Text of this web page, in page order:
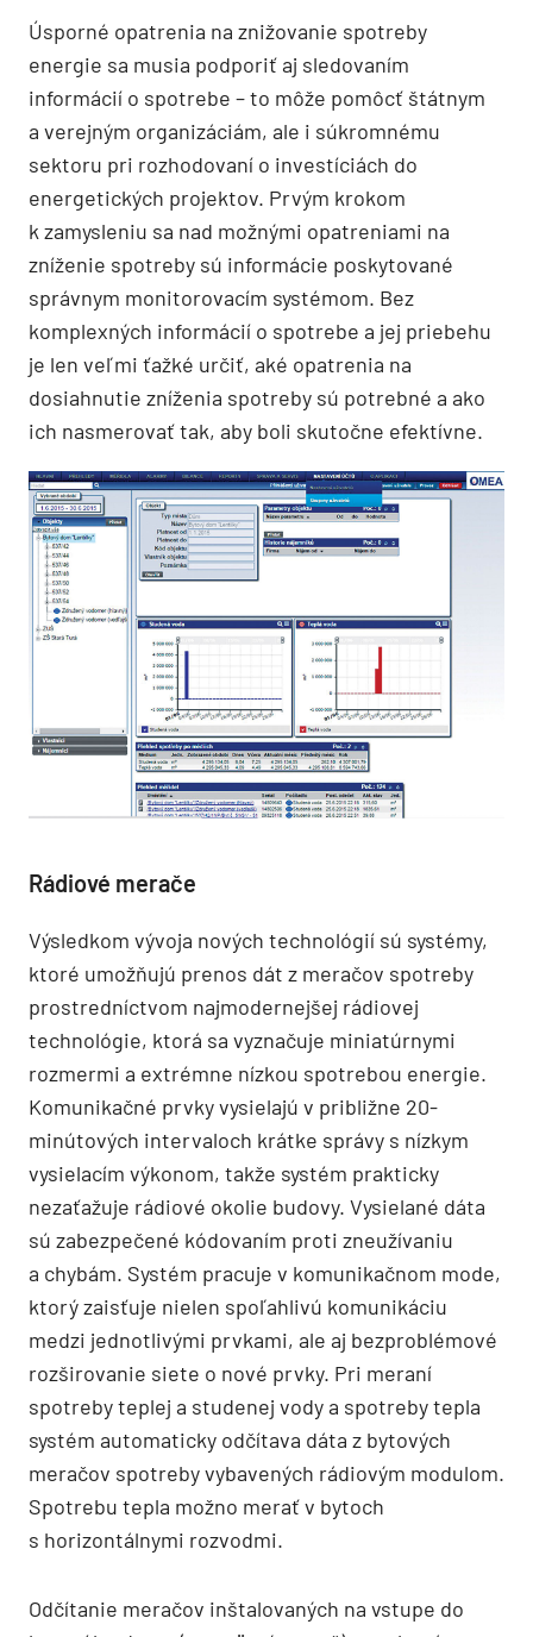
Úsporné opatrenia na znižovanie spotreby
energie sa musia podporiť aj sledovaním
informácií o spotrebe – to môže pomôcť štátnym
a verejným organizáciám, ale i súkromnému
sektoru pri rozhodovaní o investíciách do
energetických projektov. Prvým krokom
k zamysleniu sa nad možnými opatreniami na
zníženie spotreby sú informácie poskytované
správnym monitorovacím systémom. Bez
komplexných informácií o spotrebe a jej priebehu
je len veľmi ťažké určiť, aké opatrenia na
dosiahnutie zníženia spotreby sú potrebné a ako
ich nasmerovať tak, aby boli skutočne efektívne.
Rádiové merače
Výsledkom vývoja nových technológií sú systémy,
ktoré umožňujú prenos dát z meračov spotreby
prostredníctvom najmodernejšej rádiovej
technológie, ktorá sa vyznačuje miniatúrnymi
rozmermi a extrémne nízkou spotrebou energie.
Komunikačné prvky vysielajú v približne 20-
minútových intervaloch krátke správy s nízkym
vysielacím výkonom, takže systém prakticky
nezaťažuje rádiové okolie budovy. Vysielané dáta
sú zabezpečené kódovaním proti zneužívaniu
a chybám. Systém pracuje v komunikačnom mode,
ktorý zaisťuje nielen spoľahlivú komunikáciu
medzi jednotlivými prvkami, ale aj bezproblémové
rozširovanie siete o nové prvky. Pri meraní
spotreby teplej a studenej vody a spotreby tepla
systém automaticky odčítava dáta z bytových
meračov spotreby vybavených rádiovým modulom.
Spotrebu tepla možno merať v bytoch
s horizontálnymi rozvodmi.
Odčítanie meračov inštalovaných na vstupe do